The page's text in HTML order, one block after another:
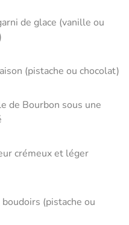
de glace (vanille ou
(pistache ou chocolat)
de Bourbon sous une
crémeux et léger
(pistache ou